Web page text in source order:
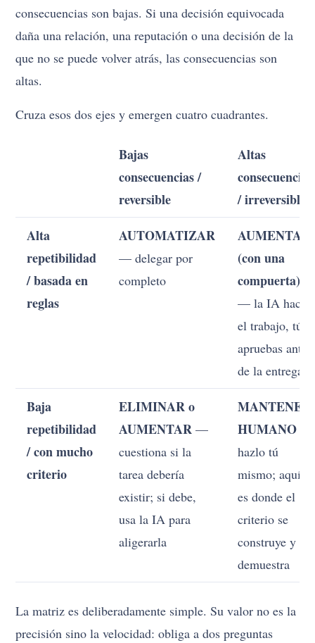
consecuencias son bajas. Si una decisión equivocada
daña una relación, una reputación o una decisión de la
que no se puede volver atrás, las consecuencias son
altas.
Cruza esos dos ejes y emergen cuatro cuadrantes.
Bajas
consecuencias /
reversible
Altas
consecuencias
/ irreversible
Alta
repetibilidad
/ basada en
reglas
AUTOMATIZAR
— delegar por
completo
AUMENTAR
(con una
compuerta)
— la IA hace
el trabajo, tú
apruebas antes
de la entrega
Baja
repetibilidad
/ con mucho
criterio
ELIMINAR o
AUMENTAR —
cuestiona si la
tarea debería
existir; si debe,
usa la IA para
aligerarla
MANTENER
HUMANO
hazlo tú
mismo; aquí
es donde el
criterio se
construye y se
demuestra
La matriz es deliberadamente simple. Su valor no es la
precisión sino la velocidad: obliga a dos preguntas